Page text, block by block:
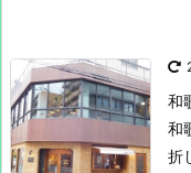
和
和
折